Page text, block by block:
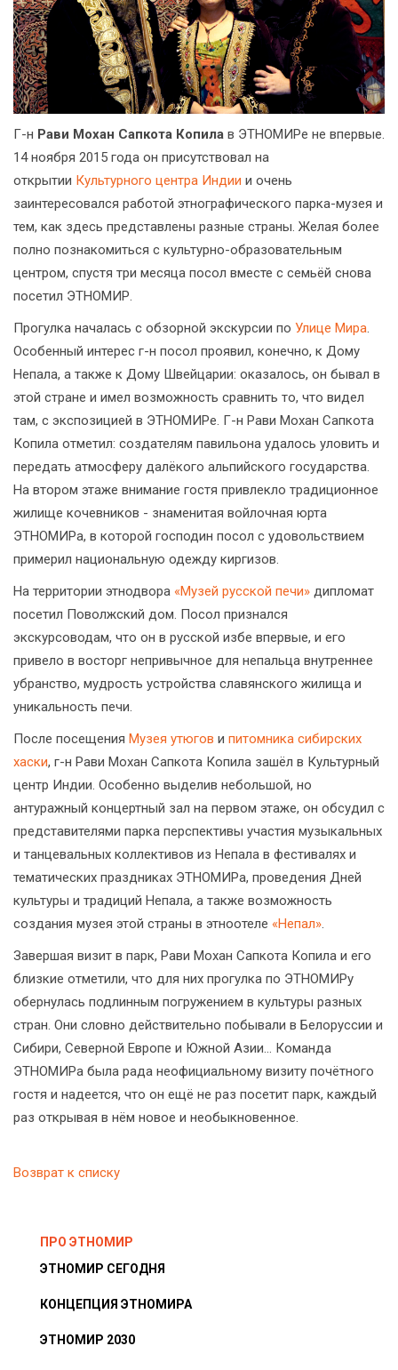
Г-н Рави Мохан Сапкота Копила в ЭТНОМИРе не впервые.
14 ноября 2015 года он присутствовал на
открытии Культурного центра Индии и очень
заинтересовался работой этнографического парка-музея и
тем, как здесь представлены разные страны. Желая более
полно познакомиться с культурно-образовательным
центром, спустя три месяца посол вместе с семьёй снова
посетил ЭТНОМИР.
Прогулка началась с обзорной экскурсии по Улице Мира.
Особенный интерес г-н посол проявил, конечно, к Дому
Непала, а также к Дому Швейцарии: оказалось, он бывал в
этой стране и имел возможность сравнить то, что видел
там, с экспозицией в ЭТНОМИРе. Г-н Рави Мохан Сапкота
Копила отметил: создателям павильона удалось уловить и
передать атмосферу далёкого альпийского государства.
На втором этаже внимание гостя привлекло традиционное
жилище кочевников - знаменитая войлочная юрта
ЭТНОМИРа, в которой господин посол с удовольствием
примерил национальную одежду киргизов.
На территории этнодвора «Музей русской печи» дипломат
посетил Поволжский дом. Посол признался
экскурсоводам, что он в русской избе впервые, и его
привело в восторг непривычное для непальца внутреннее
убранство, мудрость устройства славянского жилища и
уникальность печи.
После посещения Музея утюгов и питомника сибирских
хаски, г-н Рави Мохан Сапкота Копила зашёл в Культурный
центр Индии. Особенно выделив небольшой, но
антуражный концертный зал на первом этаже, он обсудил с
представителями парка перспективы участия музыкальных
и танцевальных коллективов из Непала в фестивалях и
тематических праздниках ЭТНОМИРа, проведения Дней
культуры и традиций Непала, а также возможность
создания музея этой страны в этноотеле «Непал».
Завершая визит в парк, Рави Мохан Сапкота Копила и его
близкие отметили, что для них прогулка по ЭТНОМИРу
обернулась подлинным погружением в культуры разных
стран. Они словно действительно побывали в Белоруссии и
Сибири, Северной Европе и Южной Азии... Команда
ЭТНОМИРа была рада неофициальному визиту почётного
гостя и надеется, что он ещё не раз посетит парк, каждый
раз открывая в нём новое и необыкновенное.
Возврат к списку
ПРО ЭТНОМИР
ЭТНОМИР СЕГОДНЯ
КОНЦЕПЦИЯ ЭТНОМИРА
ЭТНОМИР 2030